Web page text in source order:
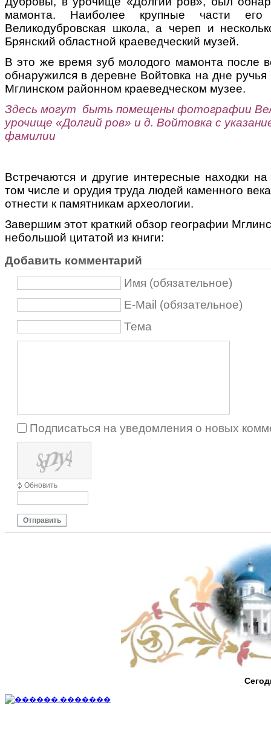
мамонта. Наиболее крупные части его
Великодубровская школа, а череп и
Брянский областной краеведческий музей.
В это же время зуб молодого мамонта после
обнаружился в деревне Войтовка на дне ручья
Мглинском районном краеведческом музее.
Здесь могут быть помещены фотографии
урочище «Долгий ров» и д. Войтовка с
фамилии
Встречаются и другие интересные находки
том числе и орудия труда людей каменного
отнести к памятникам археологии.
Завершим этот краткий обзор географии
небольшой цитатой из книги:
Добавить комментарий
Имя (обязательное)
E-Mail (обязательное)
Тема
Подписаться на уведомления о новых
Обновить
Отправить